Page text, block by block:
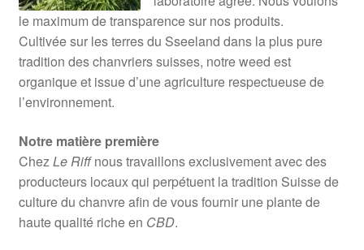
le maximum de transparence sur nos produits.
Cultivée sur les terres du Sseeland dans la plus pure
tradition des chanvriers suisses, notre weed est
organique et issue d’une agriculture respectueuse de
l’environnement.
Notre matière première
ChezLe Riffnous travaillons exclusivement avec des
producteurs locaux qui perpétuent la tradition Suisse de
culture du chanvre afin de vous fournir une plante de
haute qualité riche en CBD.